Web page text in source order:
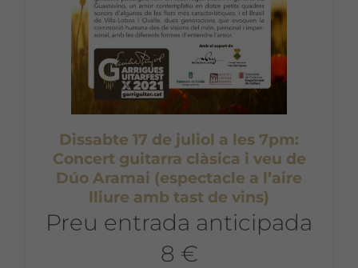
Dissabte 17 de juliol a les 7pm:
Concert guitarra clàsica i veu de
Dúo Aramai (espectacle a l’aire
lliure amb tast de vins)
Preu entrada anticipada
8 €